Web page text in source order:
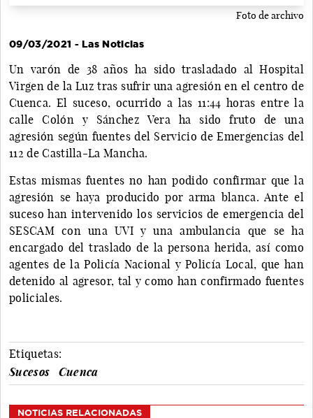
Foto de archivo
09/03/2021 - Las Noticias
Un varón de 38 años ha sido trasladado al Hospital
Virgen de la Luz tras sufrir una agresión en el centro de
Cuenca. El suceso, ocurrido a las 11:44 horas entre la
calle Colón y Sánchez Vera ha sido fruto de una
agresión según fuentes del Servicio de Emergencias del
112 de Castilla-La Mancha.
Estas mismas fuentes no han podido confirmar que la
agresión se haya producido por arma blanca. Ante el
suceso han intervenido los servicios de emergencia del
SESCAM con una UVI y una ambulancia que se ha
encargado del traslado de la persona herida, así como
agentes de la Policía Nacional y Policía Local, que han
detenido al agresor, tal y como han confirmado fuentes
policiales.
Etiquetas:
Sucesos
Cuenca
NOTICIAS RELACIONADAS